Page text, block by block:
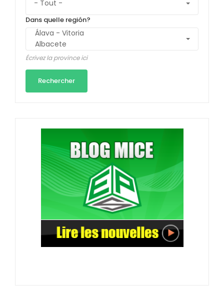
Dans quelle región?
Écrivez la province ici